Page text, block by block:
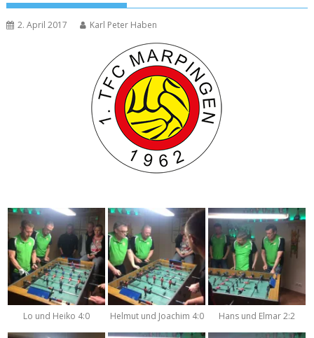
2. April 2017 Karl Peter Haben
Lo und Heiko 4:0 Helmut und Joachim 4:0 Hans und Elmar 2:2